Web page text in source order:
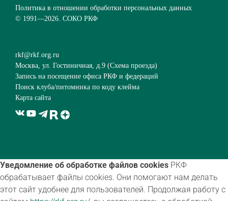
Политика в отношении обработки персональных данных
© 1991—2026. СОКО РКФ
rkf@rkf.org.ru
Москва, ул. Гостиничная, д.9 (Схема проезда)
Запись на посещение офиса РКФ и федераций
Поиск клуба/питомника по коду клейма
Карта сайта
Уведомление об обработке файлов cookies РКФ
обрабатывает файлы cookies. Они помогают нам делать
этот сайт удобнее для пользователей. Продолжая работу с